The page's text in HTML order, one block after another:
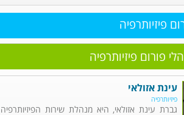
פיזיותרפיה
פורום פיזיותרפיה
עינת אזולאי
פיזיותרפיה
גברת עינת אזולאי, היא מנהלת שירות הפיזיותרפיה